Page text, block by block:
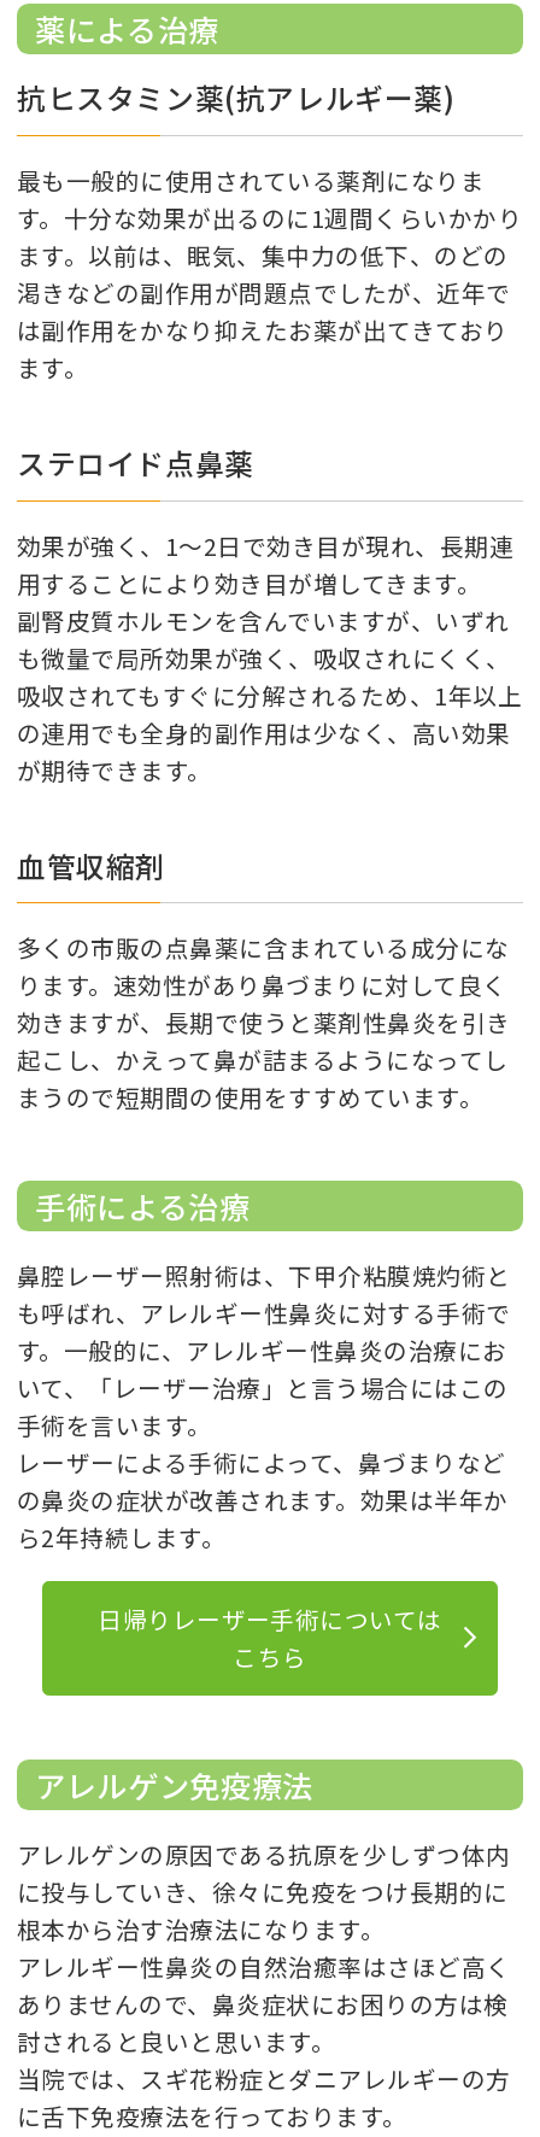
薬による治療
抗ヒスタミン薬(抗アレルギー薬)
最も一般的に使用されている薬剤になりま
す。十分な効果が出るのに1週間くらいかかり
ます。以前は、眠気、集中力の低下、のどの
渇きなどの副作用が問題点でしたが、近年で
は副作用をかなり抑えたお薬が出てきており
ます。
ステロイド点鼻薬
効果が強く、1〜2日で効き目が現れ、長期連
用することにより効き目が増してきます。
副腎皮質ホルモンを含んでいますが、いずれ
も微量で局所効果が強く、吸収されにくく、
吸収されてもすぐに分解されるため、1年以上
の連用でも全身的副作用は少なく、高い効果
が期待できます。
血管収縮剤
多くの市販の点鼻薬に含まれている成分にな
ります。速効性があり鼻づまりに対して良く
効きますが、長期で使うと薬剤性鼻炎を引き
起こし、かえって鼻が詰まるようになってし
まうので短期間の使用をすすめています。
手術による治療
鼻腔レーザー照射術は、下甲介粘膜焼灼術と
も呼ばれ、アレルギー性鼻炎に対する手術で
す。一般的に、アレルギー性鼻炎の治療にお
いて、「レーザー治療」と言う場合にはこの
手術を言います。
レーザーによる手術によって、鼻づまりなど
の鼻炎の症状が改善されます。効果は半年か
ら2年持続します。
日帰りレーザー手術については
こちら
アレルゲン免疫療法
アレルゲンの原因である抗原を少しずつ体内
に投与していき、徐々に免疫をつけ長期的に
根本から治す治療法になります。
アレルギー性鼻炎の自然治癒率はさほど高く
ありませんので、鼻炎症状にお困りの方は検
討されると良いと思います。
当院では、スギ花粉症とダニアレルギーの方
に舌下免疫療法を行っております。